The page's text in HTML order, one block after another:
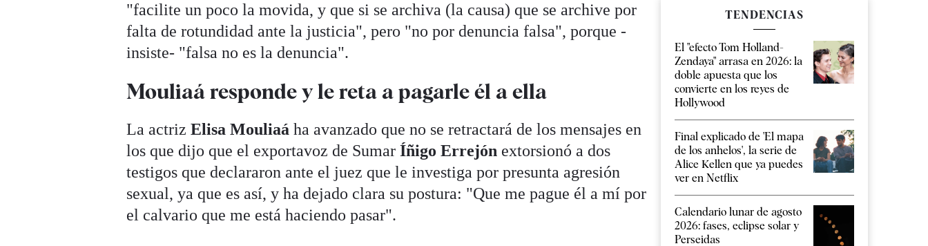
"facilite un poco la movida, y que si se archiva (la causa) que se archive por
falta de rotundidad ante la justicia", pero "no por denuncia falsa", porque -
insiste- "falsa no es la denuncia".
Mouliaá responde y le reta a pagarle él a ella
La actrizElisa Mouliaá ha avanzado que no se retractará de los mensajes en
los que dijo que el exportavoz de SumarÍñigo Errejón extorsionó a dos
testigos que declararon ante el juez que le investiga por presunta agresión
sexual, ya que es así, y ha dejado clara su postura: "Que me pague él a mí por
el calvario que me está haciendo pasar".
TENDENCIAS
El "efecto Tom Holland-
Zendaya" arrasa en 2026: la
doble apuesta que los
convierte en los reyes de
Hollywood
Final explicado de 'El mapa
de los anhelos', la serie de
Alice Kellen que ya puedes
ver en Netflix
Calendario lunar de agosto
2026: fases, eclipse solar y
Perseidas